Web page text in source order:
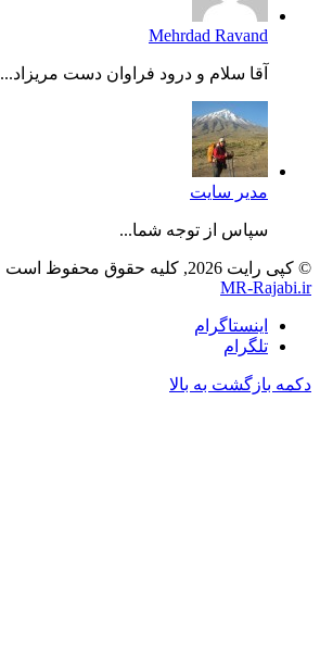
Mehrdad Ravand
آقا سلام و درود فراوان دست مریزاد...
مدیر سایت
سپاس از توجه شما...
© کپی رایت 2026, کلیه حقوق محفوظ است |
MR-Rajabi.ir
اینستاگرام
تلگرام
دکمه بازگشت به بالا